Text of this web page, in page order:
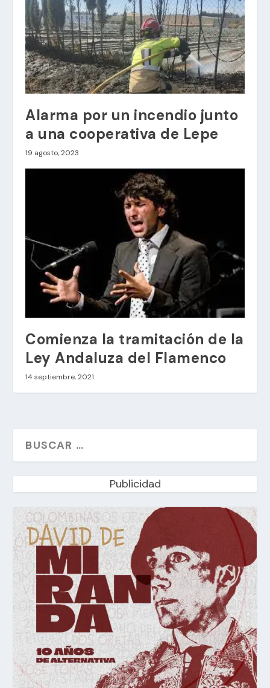
Alarma por un incendio junto
a una cooperativa de Lepe
19 agosto, 2023
Comienza la tramitación de la
Ley Andaluza del Flamenco
14 septiembre, 2021
Publicidad